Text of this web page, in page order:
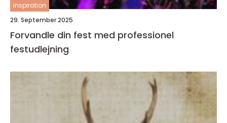
inspiration
29. September 2025
Forvandle din fest med professionel
festudlejning